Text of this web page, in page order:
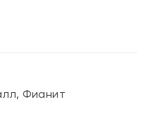
Фианит